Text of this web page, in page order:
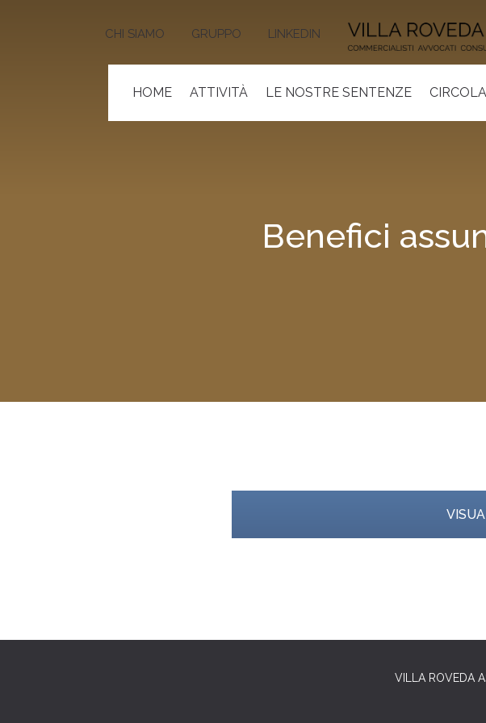
CHI SIAMO GRUPPO LINKEDIN
HOME ATTIVITÀ LE NOSTRE SENTENZE
Benefici
VILLA ROVEDA